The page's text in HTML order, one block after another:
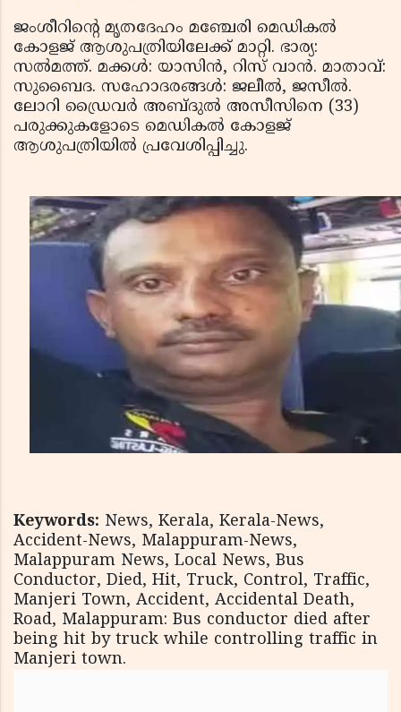
ജംശീറിന്റെ മൃതദേഹം മഞ്ചേരി മെഡികല്‍
കോളജ് ആശുപത്രിയിലേക്ക് മാറ്റി. ഭാര്യ:
സല്‍മത്ത്. മക്കള്‍: യാസിന്‍, റിസ് വാന്‍. മാതാവ്:
സുബൈദ. സഹോദരങ്ങള്‍: ജലീല്‍, ജസീല്‍.
ലോറി ഡ്രൈവര്‍ അബ്ദുല്‍ അസീസിനെ (33)
പരുക്കുകളോടെ മെഡികല്‍ കോളജ്
ആശുപത്രിയില്‍ പ്രവേശിപ്പിച്ചു.
Keywords: News, Kerala, Kerala-News,
Accident-News, Malappuram-News,
Malappuram News, Local News, Bus
Conductor, Died, Hit, Truck, Control, Traffic,
Manjeri Town, Accident, Accidental Death,
Road, Malappuram: Bus conductor died after
being hit by truck while controlling traffic in
Manjeri town.